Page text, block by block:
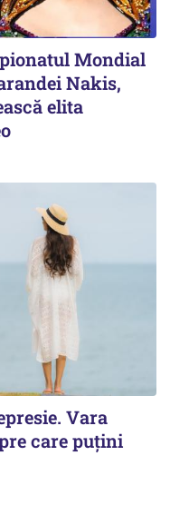
Mondial
Nakis,
elita
Vara
care puțini